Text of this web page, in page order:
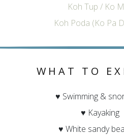
Koh Tup / Ko
Koh Poda (Ko Pa
WHAT TO
♥ Swimming &
♥ Kayaking
♥ White sandy